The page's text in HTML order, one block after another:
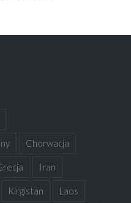
Chorwacja
Iran
Kirgistan Laos